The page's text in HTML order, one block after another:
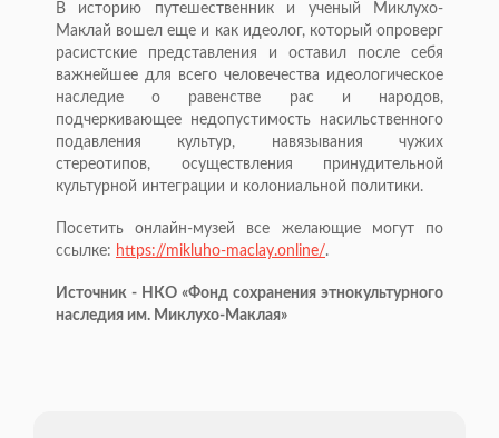
В историю путешественник и ученый Миклухо-
Маклай вошел еще и как идеолог, который опроверг
расистские представления и оставил после себя
важнейшее для всего человечества идеологическое
наследие о равенстве рас и народов,
подчеркивающее недопустимость насильственного
подавления культур, навязывания чужих
стереотипов, осуществления принудительной
культурной интеграции и колониальной политики.
Посетить онлайн-музей все желающие могут по
ссылке: https://mikluho-maclay.online/.
Источник - НКО «Фонд сохранения этнокультурного
наследия им. Миклухо-Маклая»